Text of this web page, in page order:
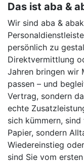
Das ist aba &
Wir sind aba &
persönlich zu
Direktvermittlung
Jahren bringen wir
passen – und
Vertrag, sondern
echte
sich kümmern,
Papier, sondern
Wiedereinstieg
sind Sie vom